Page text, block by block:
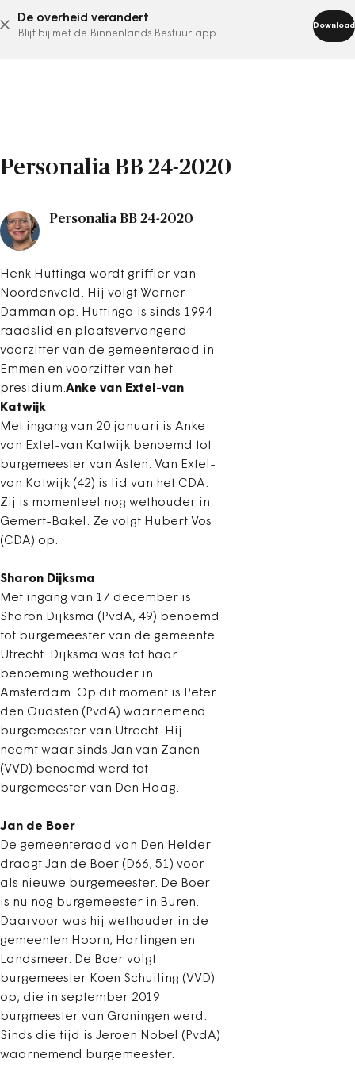
De overheid verandert
Blijf bij met de Binnenlands Bestuur app
Download
abonneer nu
Personalia BB 24-2020
Personalia BB 24-2020
Henk Huttinga wordt griffier van
Noordenveld. Hij volgt Werner
Damman op. Huttinga is sinds 1994
raadslid en plaatsvervangend
voorzitter van de gemeenteraad in
Emmen en voorzitter van het
presidium.Anke van Extel-van
Katwijk
Met ingang van 20 januari is Anke
van Extel-van Katwijk benoemd tot
burgemeester van Asten. Van Extel-
van Katwijk (42) is lid van het CDA.
Zij is momenteel nog wethouder in
Gemert-Bakel. Ze volgt Hubert Vos
(CDA) op.
Sharon Dijksma
Met ingang van 17 december is
Sharon Dijksma (PvdA, 49) benoemd
tot burgemeester van de gemeente
Utrecht. Dijksma was tot haar
benoeming wethouder in
Amsterdam. Op dit moment is Peter
den Oudsten (PvdA) waarnemend
burgemeester van Utrecht. Hij
neemt waar sinds Jan van Zanen
(VVD) benoemd werd tot
burgemeester van Den Haag.
Jan de Boer
De gemeenteraad van Den Helder
draagt Jan de Boer (D66, 51) voor
als nieuwe burgemeester. De Boer
is nu nog burgemeester in Buren.
Daarvoor was hij wethouder in de
gemeenten Hoorn, Harlingen en
Landsmeer. De Boer volgt
burgemeester Koen Schuiling (VVD)
op, die in september 2019
burgmeester van Groningen werd.
Sinds die tijd is Jeroen Nobel (PvdA)
waarnemend burgemeester.